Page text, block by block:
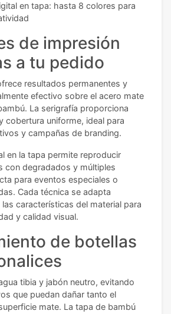
en tapa: hasta 8 colores para
de impresión
a tu pedido
resultados permanentes y
efectivo sobre el acero mate
La serigrafía proporciona
cobertura uniforme, ideal para
y campañas de branding.
en la tapa permite reproducir
con degradados y múltiples
para eventos especiales o
Cada técnica se adapta
características del material para
y calidad visual.
de botellas
tibia y jabón neutro, evitando
que puedan dañar tanto el
mate. La tapa de bambú